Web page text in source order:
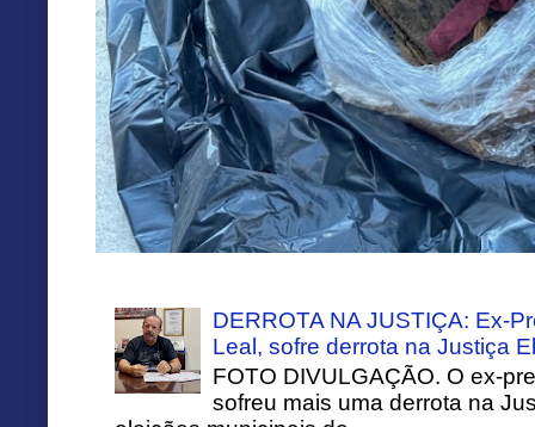
DERROTA NA JUSTIÇA: Ex-
Leal, sofre derrota na Justiça
FOTO DIVULGAÇÃO. O ex-
sofreu mais uma derrota na